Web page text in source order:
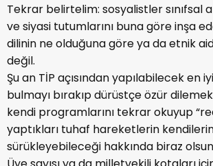
Tekrar belirtelim: sosyalistler sınıfsal
ve siyasi tutumlarını buna göre inşa
dilinin ne olduğuna göre ya da etnik
değil.
Şu an TİP açısından yapılabilecek en
bulmayı bırakıp dürüstçe özür
kendi programlarını tekrar okuyup
yaptıkları tuhaf hareketlerin
sürükleyebileceği hakkında biraz